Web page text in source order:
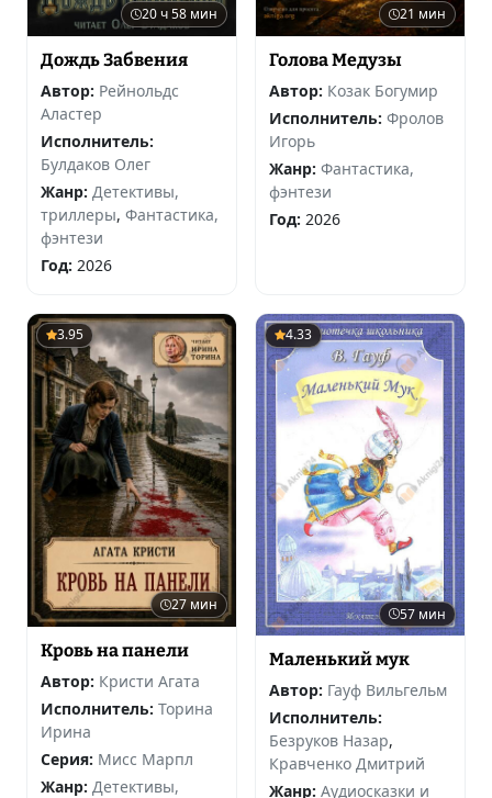
20 ч 58 мин
Дождь Забвения
Автор: Рейнольдс
Аластер
Исполнитель:
Булдаков Олег
Жанр: Детективы,
триллеры, Фантастика,
фэнтези
Год: 2026
21 мин
Голова Медузы
Автор: Козак Богумир
Исполнитель: Фролов
Игорь
Жанр: Фантастика,
фэнтези
Год: 2026
3.95
27 мин
Кровь на панели
Автор: Кристи Агата
Исполнитель: Торина
Ирина
Серия: Мисс Марпл
Жанр: Детективы,
4.33
57 мин
Маленький мук
Автор: Гауф Вильгельм
Исполнитель:
Безруков Назар,
Кравченко Дмитрий
Жанр: Аудиосказки и